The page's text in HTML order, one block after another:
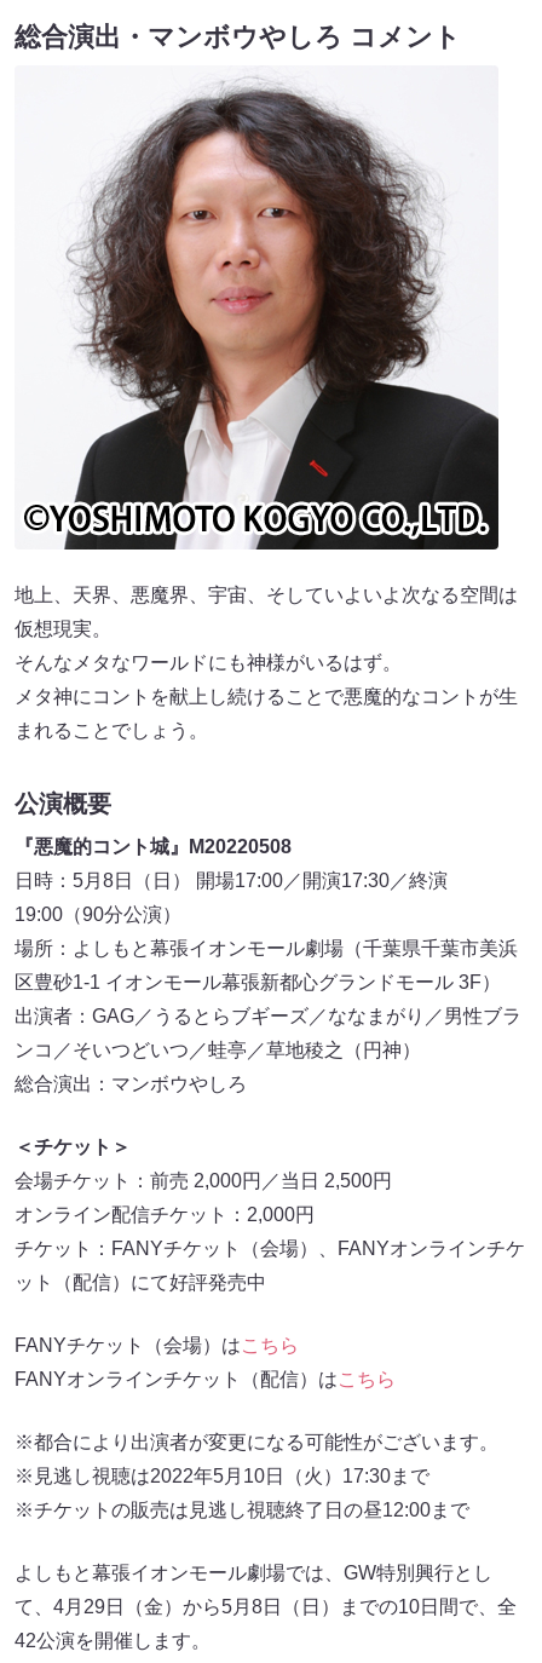
総合演出・マンボウやしろ コメント
地上、天界、悪魔界、宇宙、そしていよいよ次なる空間は
仮想現実。
そんなメタなワールドにも神様がいるはず。
メタ神にコントを献上し続けることで悪魔的なコントが生
まれることでしょう。
公演概要
『悪魔的コント城』M20220508
日時：5月8日（日） 開場17:00／開演17:30／終演
19:00（90分公演）
場所：よしもと幕張イオンモール劇場（千葉県千葉市美浜
区豊砂1-1 イオンモール幕張新都心グランドモール 3F）
出演者：GAG／うるとらブギーズ／ななまがり／男性ブラ
ンコ／そいつどいつ／蛙亭／草地稜之（円神）
総合演出：マンボウやしろ
＜チケット＞
会場チケット：前売 2,000円／当日 2,500円
オンライン配信チケット：2,000円
チケット：FANYチケット（会場）、FANYオンラインチケ
ット（配信）にて好評発売中
FANYチケット（会場）はこちら
FANYオンラインチケット（配信）はこちら
※都合により出演者が変更になる可能性がございます。
※見逃し視聴は2022年5月10日（火）17:30まで
※チケットの販売は見逃し視聴終了日の昼12:00まで
よしもと幕張イオンモール劇場では、GW特別興行とし
て、4月29日（金）から5月8日（日）までの10日間で、全
42公演を開催します。